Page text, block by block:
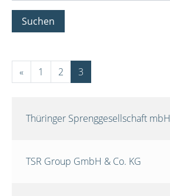
Suchen
« 1 2 3
Thüringer Sprenggesellschaft mbH
TSR Group GmbH & Co. KG